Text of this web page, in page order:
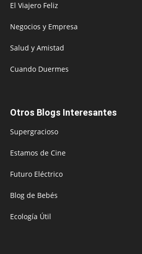
El Viajero Feliz
Negocios y Empresa
Salud y Amistad
Cuando Duermes
Otros Blogs Interesantes
Supergracioso
Estamos de Cine
Futuro Eléctrico
Blog de Bebés
Ecología Útil